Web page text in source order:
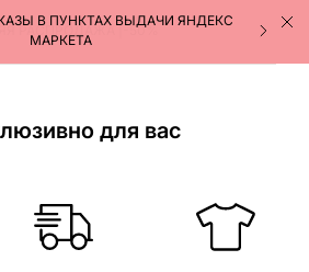
В ПУНКТАХ ВЫДАЧИ ЯНДЕКС
МАРКЕТА
для вас